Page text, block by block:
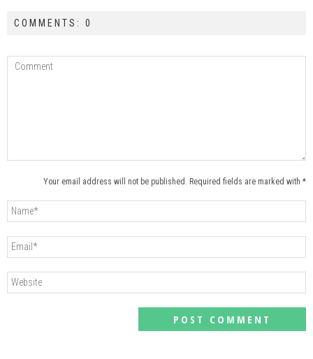
COMMENTS: 0
Your email address will not be published. Required fields are marked with *